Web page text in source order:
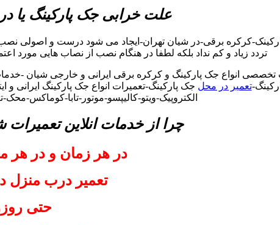
علت خرابی جک پارکینگ یا
کرکره برقی-در شیان تهران-ایجاد می شود درست و اصولی
تردد زیاد و کم نداد بلکه لطفا در هنگام نصب از نصاب هایی مورد
انواع جک پارکینگ و کرکره برقی ایرانی و خارجی شیان -
تعمیر در محل جک پارکینگ-تعمیرات انواع جک پارکینگ ایرانی
الکتروپیک-ویتو-کالیپسو-موتور-تابا-کوماکس-
چرا از خدمات انلاین
در هر زمان و در هر
تعمیر درب منزل
حتی